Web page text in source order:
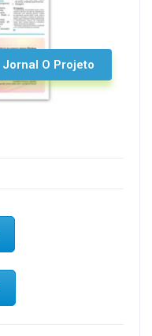
Jornal O Projeto